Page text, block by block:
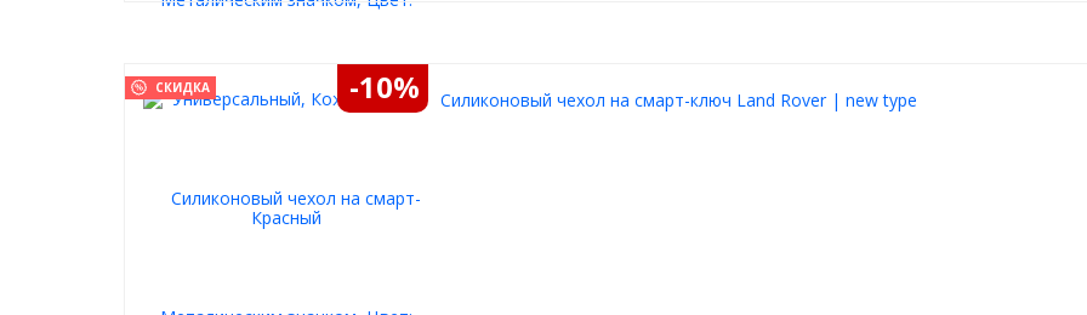
СКИДКА -10% Силиконовый чехол на смарт-ключ Land Rover | new type